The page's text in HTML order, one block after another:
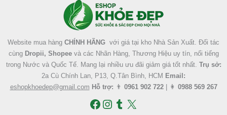
Website mua hàng CHÍNH HÃNG với giá tại kho Nhà Sản Xuất. Đối tác
cùng Dropii, Shopeevà các Nhãn Hàng, Thương Hiệu uy tín, nổi tiếng
trong Nước và Quốc Tế. Mang lại nhiều ưu đãi giảm giá tốt nhất. Trụ sở:
2a Cù Chính Lan, P13, Q.Tân Bình, HCM Email:
eshopkhoedep@gmail.com Hỗ trợ: 👨 0961 902 722| 👩 0988 569 267